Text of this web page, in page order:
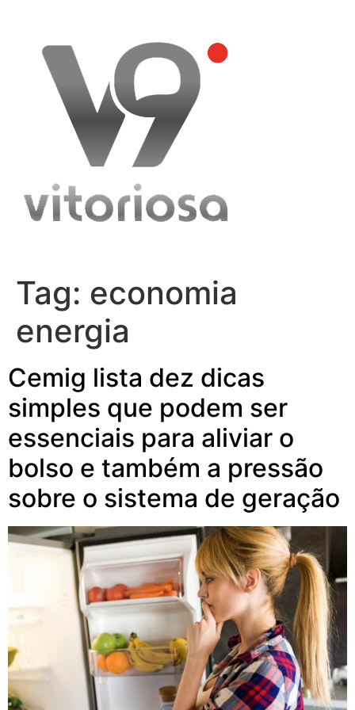
content
Tag: economia
energia
Cemig lista dez dicas
simples que podem ser
essenciais para aliviar o
bolso e também a pressão
sobre o sistema de geração